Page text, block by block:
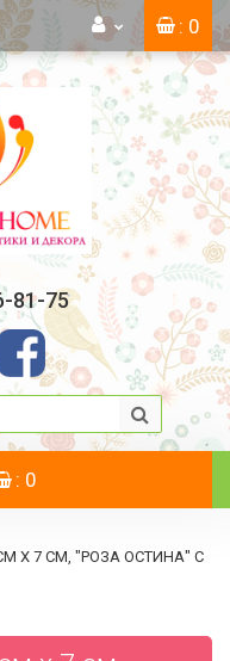
: 0
81-75
: 0
Х 7 СМ, "РОЗА ОСТИНА" C